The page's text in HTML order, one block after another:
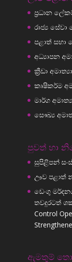
ප්‍රධාන
රාජ්‍ය
පළාත් සභා
අධ්‍යාපන
ක්‍රීඩා
කෘෂිකර්ම
මාර්ග
සෞඛ්‍ය
පුවත් හා
සුපිළිපන්
ඌව පළාත්
ඩෙංගු
තවදුරටත්
Control
ඇමතුම්